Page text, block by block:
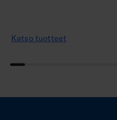
Katso tuotteet